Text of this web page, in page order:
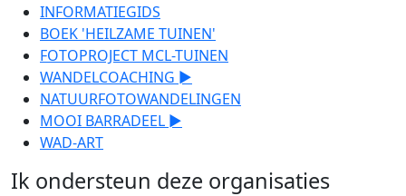
INFORMATIEGIDS
BOEK 'HEILZAME TUINEN'
FOTOPROJECT MCL-TUINEN
WANDELCOACHING ►
NATUURFOTOWANDELINGEN
MOOI BARRADEEL ►
WAD-ART
Ik ondersteun deze organisaties